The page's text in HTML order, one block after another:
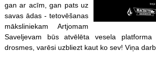
gan ar acīm, gan pats uz
savas ādas - tetovēšanas
māksliniekam Artjomam
Saveljevam būs atvēlēta vesela
drosmes, varēsi uzbliezt kaut ko sev! Viņa